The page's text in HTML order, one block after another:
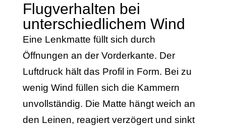
Flugverhalten bei
unterschiedlichem Wind
Eine Lenkmatte füllt sich durch
Öffnungen an der Vorderkante. Der
Luftdruck hält das Profil in Form. Bei zu
wenig Wind füllen sich die Kammern
unvollständig. Die Matte hängt weich an
den Leinen, reagiert verzögert und sinkt